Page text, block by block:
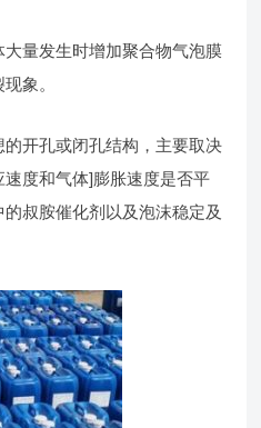
量发生时增加聚合物气泡膜
象。
开孔或闭孔结构，主要取决
度和气体]膨胀速度是否平
叔胺催化剂以及泡沫稳定及